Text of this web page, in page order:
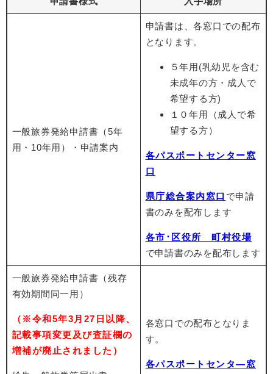
一般旅券発給申請書（5年
用・10年用）
・申請案内
申請書は、各窓口での配布
となります。
５年用(乳幼児を含む
未成年の方・成人で
希望する方)
１０年用（成人で希
望する方）
各パスポートセンター窓
口
県庁総合案内窓口 で申請
書のみを配布します
各市･区役所 町村役場
で申請書のみを配布します
一般旅券発給申請書（残存
有効期間同一用）
（※令和5年3月27日以降、
記載事項変更及び査証欄の
増補が廃止されました）
各窓口での配布となりま
す。
各パスポートセンタ―窓